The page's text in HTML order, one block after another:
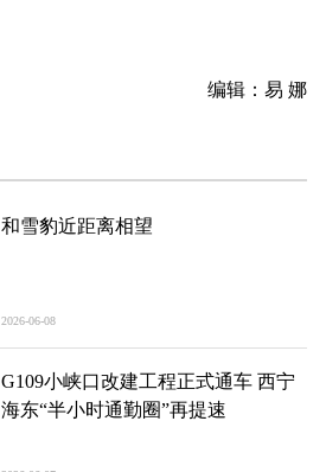
编辑：易 娜
和雪豹近距离相望
2026-06-08
G109小峡口改建工程正式通车 西宁
海东“半小时通勤圈”再提速